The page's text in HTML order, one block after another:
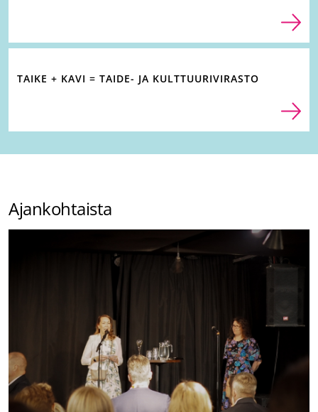
TAIKE + KAVI = TAIDE- JA KULTTUURIVIRASTO
Ajankohtaista